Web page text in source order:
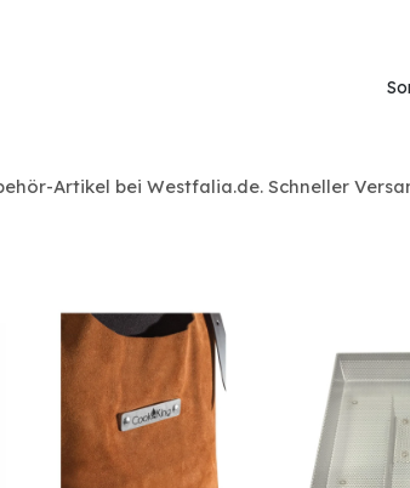
Artikel bei Westfalia.de. Schneller